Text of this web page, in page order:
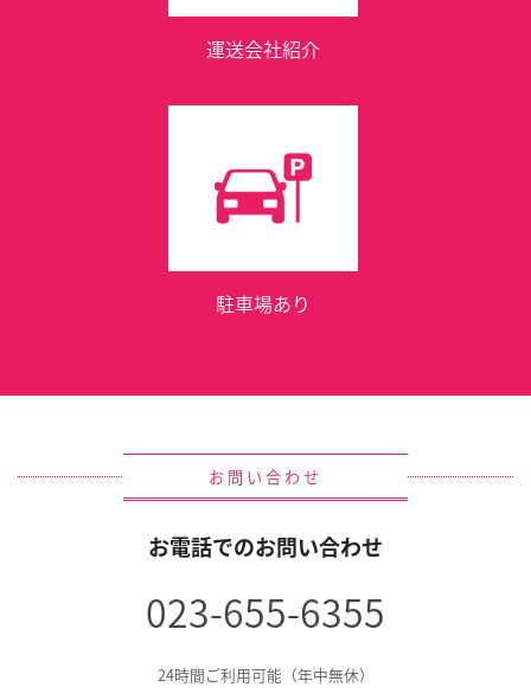
運送会社紹介
駐車場あり
お問い合わせ
お電話でのお問い合わせ
023-655-6355
24時間ご利用可能（年中無休）